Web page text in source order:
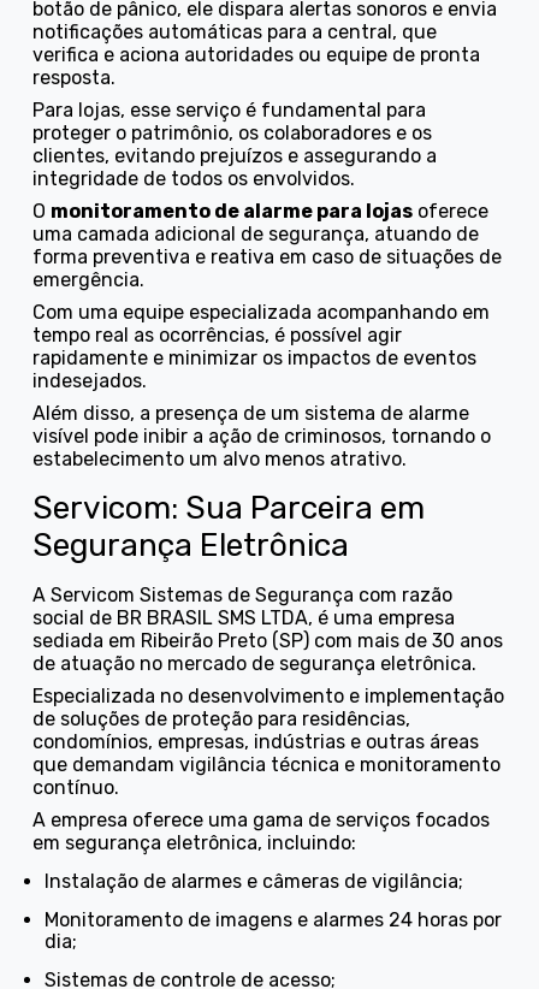
botão de pânico, ele dispara alertas sonoros e envia
notificações automáticas para a central, que
verifica e aciona autoridades ou equipe de pronta
resposta.
Para lojas, esse serviço é fundamental para
proteger o patrimônio, os colaboradores e os
clientes, evitando prejuízos e assegurando a
integridade de todos os envolvidos.
O monitoramento de alarme para lojas oferece
uma camada adicional de segurança, atuando de
forma preventiva e reativa em caso de situações de
emergência.
Com uma equipe especializada acompanhando em
tempo real as ocorrências, é possível agir
rapidamente e minimizar os impactos de eventos
indesejados.
Além disso, a presença de um sistema de alarme
visível pode inibir a ação de criminosos, tornando o
estabelecimento um alvo menos atrativo.
Servicom: Sua Parceira em
Segurança Eletrônica
A Servicom Sistemas de Segurança com razão
social de BR BRASIL SMS LTDA, é uma empresa
sediada em Ribeirão Preto (SP) com mais de 30 anos
de atuação no mercado de segurança eletrônica.
Especializada no desenvolvimento e implementação
de soluções de proteção para residências,
condomínios, empresas, indústrias e outras áreas
que demandam vigilância técnica e monitoramento
contínuo.
A empresa oferece uma gama de serviços focados
em segurança eletrônica, incluindo:
instalação de alarmes e câmeras de vigilância;
monitoramento de imagens e alarmes 24 horas por
dia;
sistemas de controle de acesso;